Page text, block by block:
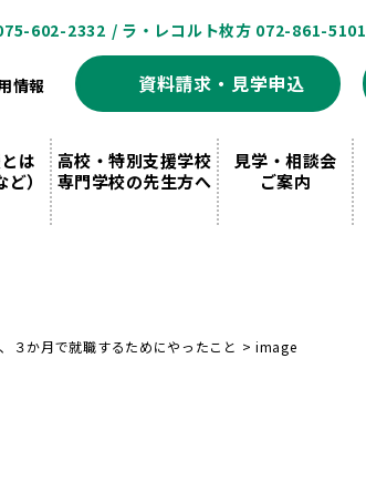
602-2332 / ラ・レコルト枚方 072-861-5101
情報 資料請求・見学申込
は
）
高校・特別支援学校
専門学校の先生方へ
見学・相談会
ご案内
３か月で就職するためにやったこと > image